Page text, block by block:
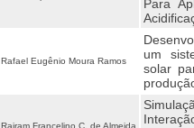
Para
Rafael Eugênio Moura Ramos
um
solar
Rairam Francelino C. de Almeida